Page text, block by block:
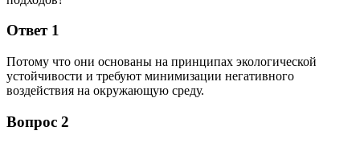
Ответ 1
Потому что они основаны на принципах экологической
устойчивости и требуют минимизации негативного
воздействия на окружающую среду.
Вопрос 2